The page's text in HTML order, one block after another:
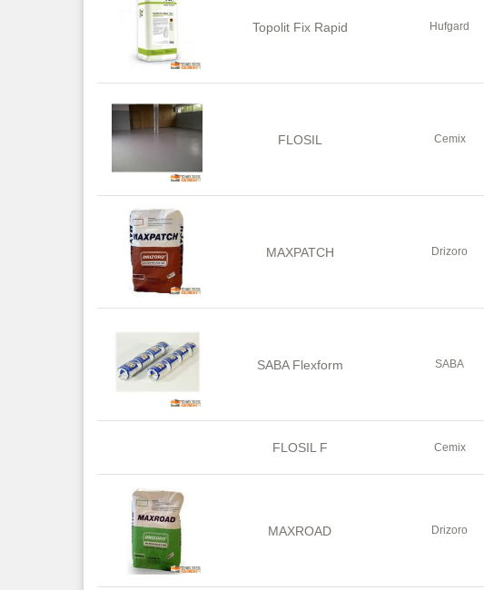
Topolit Fix Rapid Hufgard
FLOSIL Cemix
MAXPATCH Drizoro
SABA Flexform SABA
FLOSIL F Cemix
MAXROAD Drizoro